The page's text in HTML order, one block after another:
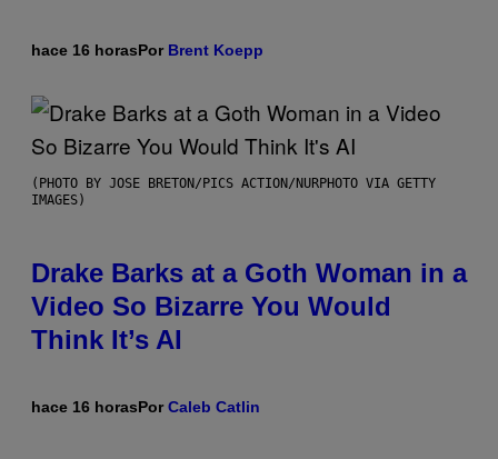
hace 16 horasPor Brent Koepp
(PHOTO BY JOSE BRETON/PICS ACTION/NURPHOTO VIA GETTY
IMAGES)
Drake Barks at a Goth Woman in a
Video So Bizarre You Would
Think It’s AI
hace 16 horasPorCaleb Catlin